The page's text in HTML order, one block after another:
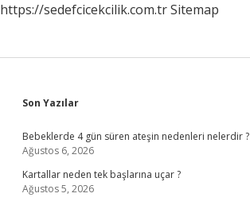
https://sedefcicekcilik.com.trSitemap
Sidebar
Son Yazılar
Bebeklerde 4 gün süren ateşin nedenleri nelerdir ?
Ağustos 6, 2026
Kartallar neden tek başlarına uçar ?
Ağustos 5, 2026